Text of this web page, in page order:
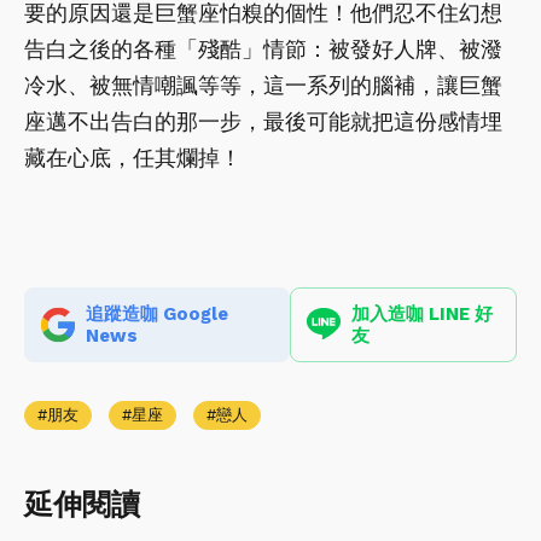
要的原因還是巨蟹座怕糗的個性！他們忍不住幻想
告白之後的各種「殘酷」情節：被發好人牌、被潑
冷水、被無情嘲諷等等，這一系列的腦補，讓巨蟹
座邁不出告白的那一步，最後可能就把這份感情埋
藏在心底，任其爛掉！
追蹤造咖 Google
News
加入造咖 LINE 好
友
朋友 星座 戀人
延伸閱讀